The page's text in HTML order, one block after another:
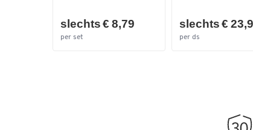
slechts € 8,79
per set
slechts €
per ds